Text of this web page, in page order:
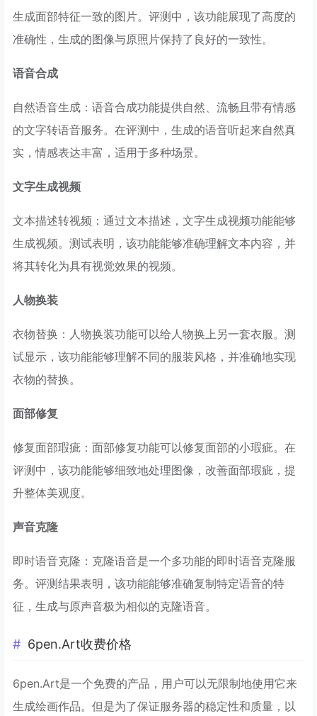
生成面部特征一致的图片。评测中，该功能展现了高度的
准确性，生成的图像与原照片保持了良好的一致性。
语音合成
自然语音生成：语音合成功能提供自然、流畅且带有情感
的文字转语音服务。在评测中，生成的语音听起来自然真
实，情感表达丰富，适用于多种场景。
文字生成视频
文本描述转视频：通过文本描述，文字生成视频功能能够
生成视频。测试表明，该功能能够准确理解文本内容，并
将其转化为具有视觉效果的视频。
人物换装
衣物替换：人物换装功能可以给人物换上另一套衣服。测
试显示，该功能能够理解不同的服装风格，并准确地实现
衣物的替换。
面部修复
修复面部瑕疵：面部修复功能可以修复面部的小瑕疵。在
评测中，该功能能够细致地处理图像，改善面部瑕疵，提
升整体美观度。
声音克隆
即时语音克隆：克隆语音是一个多功能的即时语音克隆服
务。评测结果表明，该功能能够准确复制特定语音的特
征，生成与原声音极为相似的克隆语音。
6pen.Art收费价格
6pen.Art是一个免费的产品，用户可以无限制地使用它来
生成绘画作品。但是为了保证服务器的稳定性和质量，以